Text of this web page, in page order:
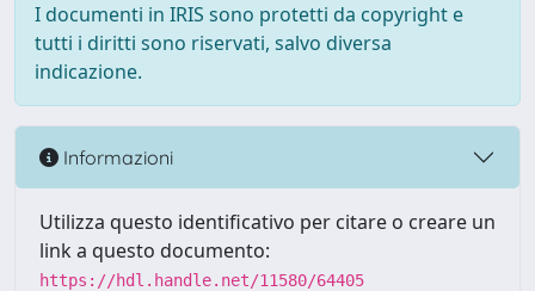
I documenti in IRIS sono protetti da copyright e
tutti i diritti sono riservati, salvo diversa
indicazione.
Informazioni
Utilizza questo identificativo per citare o creare un
link a questo documento:
https://hdl.handle.net/11580/64405